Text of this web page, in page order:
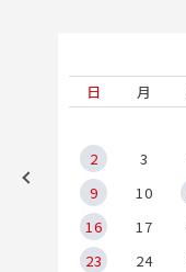
日
月
2
3
9
10
16
17
23
24